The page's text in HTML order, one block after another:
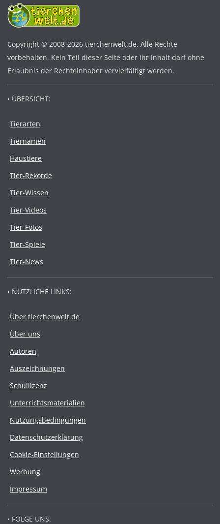
Copyright © 2008-2026 tierchenwelt.de. Alle Rechte
vorbehalten. Kein Teil dieser Seite oder ihr Inhalt darf ohne
Erlaubnis der Rechteinhaber vervielfältigt werden.
• ÜBERSICHT:
Tierarten
Tiernamen
Haustiere
Tier-Rekorde
Tier-Wissen
Tier-Videos
Tier-Fotos
Tier-Spiele
Tier-News
• NÜTZLICHE LINKS:
Über tierchenwelt.de
Über uns
Autoren
Auszeichnungen
Schullizenz
Unterrichtsmaterialien
Nutzungsbedingungen
Datenschutzerklärung
Cookie-Einstellungen
Werbung
Impressum
• FOLGE UNS: